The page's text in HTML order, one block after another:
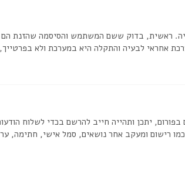
ראשית, בדוק ששם המשתמש והסיסמה שהזנת הם
אחראי לבעיה והתקלה היא במערכת ולא
יתכן ותהייה חייב להרשם בכדי לשלוח
רישום ומעקב אחר נושאים, סמל אישי, חתימה,